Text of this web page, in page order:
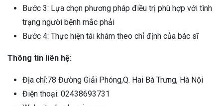
Bước 3: Lựa chọn phương pháp điều trị phù hợp với tình
trạng người bệnh mắc phải
Bước 4: Thực hiện tái khám theo chỉ định của bác sĩ
Thông tin liên hệ:
Địa chỉ:78 Đường Giải Phóng,Q. Hai Bà Trưng, Hà Nội
Điện thoại: 02438693731